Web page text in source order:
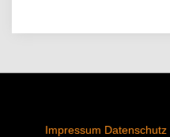
Impressum Datenschutz